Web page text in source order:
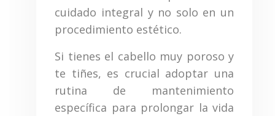
cuidado integral y no solo en un
procedimiento estético.
Si tienes el cabello muy poroso y
te tiñes, es crucial adoptar una
rutina de mantenimiento
específica para prolongar la vida